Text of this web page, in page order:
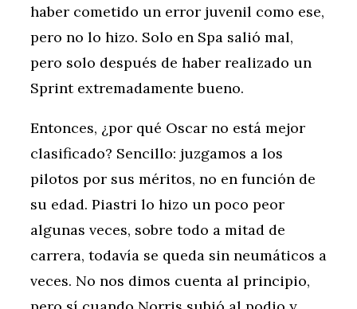
haber cometido un error juvenil como ese,
pero no lo hizo. Solo en Spa salió mal,
pero solo después de haber realizado un
Sprint extremadamente bueno.
Entonces, ¿por qué Oscar no está mejor
clasificado? Sencillo: juzgamos a los
pilotos por sus méritos, no en función de
su edad. Piastri lo hizo un poco peor
algunas veces, sobre todo a mitad de
carrera, todavía se queda sin neumáticos a
veces. No nos dimos cuenta al principio,